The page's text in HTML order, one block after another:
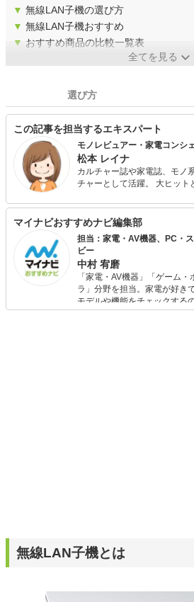
▼ 無線LAN子機の選び方
▼ 無線LAN子機おすすめ
▼ おすすめ商品の比較一覧表
全てを見る
選び方
この記事を担当するエキスパート
モノレビュアー・家電コンシ
松本 レイナ
カルチャー誌や家電誌、モノ
チャーとして活躍。 大ヒット
般的な家電から、ちょっとマ
ノはとにかく買って試す！」
で、キッズガジェットや知育
ズは子どもと一緒に愉しんで
マイナビおすすめナビ編集部
担当：家電・AV機器、PC・
ビー
中村 宥磨
「家電・AV機器」「ゲーム
ラ」分野を担当。家電が好き
モデルや機能をチェックする
ムを楽しみながら、新作タイ
無線LAN子機とは